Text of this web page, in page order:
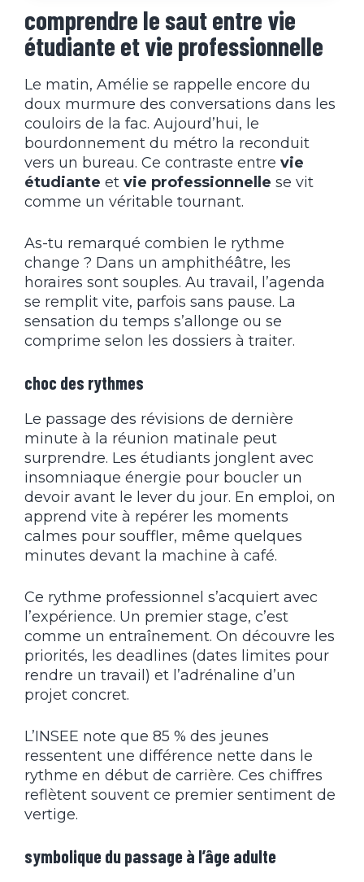
comprendre le saut entre vie
étudiante et vie professionnelle
Le matin, Amélie se rappelle encore du
doux murmure des conversations dans les
couloirs de la fac. Aujourd’hui, le
bourdonnement du métro la reconduit
vers un bureau. Ce contraste entre vie
étudiante et vie professionnelle se vit
comme un véritable tournant.
As-tu remarqué combien le rythme
change ? Dans un amphithéâtre, les
horaires sont souples. Au travail, l’agenda
se remplit vite, parfois sans pause. La
sensation du temps s’allonge ou se
comprime selon les dossiers à traiter.
choc des rythmes
Le passage des révisions de dernière
minute à la réunion matinale peut
surprendre. Les étudiants jonglent avec
insomniaque énergie pour boucler un
devoir avant le lever du jour. En emploi, on
apprend vite à repérer les moments
calmes pour souffler, même quelques
minutes devant la machine à café.
Ce rythme professionnel s’acquiert avec
l’expérience. Un premier stage, c’est
comme un entraînement. On découvre les
priorités, les deadlines (dates limites pour
rendre un travail) et l’adrénaline d’un
projet concret.
L’INSEE note que 85 % des jeunes
ressentent une différence nette dans le
rythme en début de carrière. Ces chiffres
reflètent souvent ce premier sentiment de
vertige.
symbolique du passage à l’âge adulte